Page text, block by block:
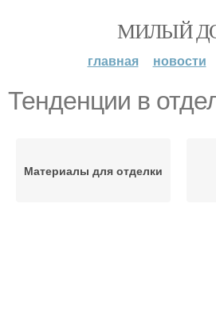
МИЛЫЙ
главная новости
Тенденции в
Материалы для отделки